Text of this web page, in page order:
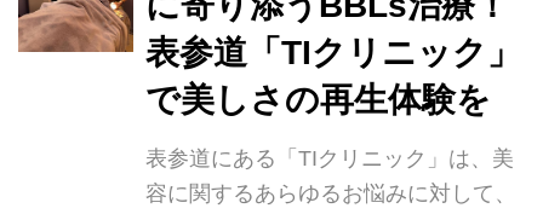
表参道「TIクリニック」
で美しさの再生体験を
表参道にある「TIクリニック」は、美
容に関するあらゆるお悩みに対して、